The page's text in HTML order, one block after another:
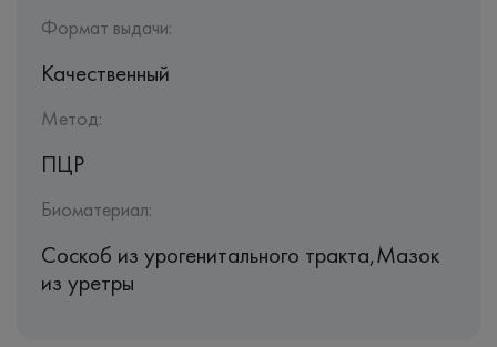
Формат выдачи:
Качественный
Метод:
ПЦР
Биоматериал:
Соскоб из урогенитального тракта,Мазок
из уретры